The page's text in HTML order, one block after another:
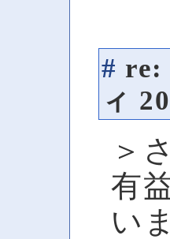
# re:
ィ
＞
有
い